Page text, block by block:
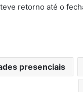
retorno até o
presenciais